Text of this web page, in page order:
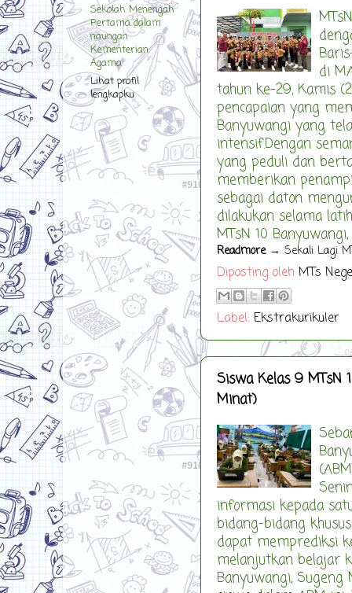
di
tahun ke-29, Kamis
pencapaian yang
Banyuwangi yang
intensif.Dengan
yang peduli dan
memberikan
sebagai daton
dilakukan selama
MTsN 10
Readmore→ Sekali Lagi
Diposting oleh MTs
Label: Ekstrakurikuler
Siswa Kelas 9 MTsN
Minat)
informasi kepada
bidang-bidang
dapat memprediksi
melanjutkan belajar
Banyuwangi,
Sekolah Menengah
Pertama dalam
naungan
Kementerian
Agama
Lihat profil
lengkapku